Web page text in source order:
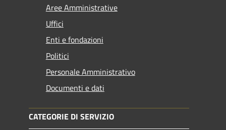
Aree Amministrative
Uffici
Enti e fondazioni
Politici
Personale Amministrativo
Documenti e dati
CATEGORIE DI SERVIZIO